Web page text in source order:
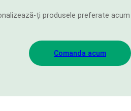
ți produsele preferate acum
Comanda acum